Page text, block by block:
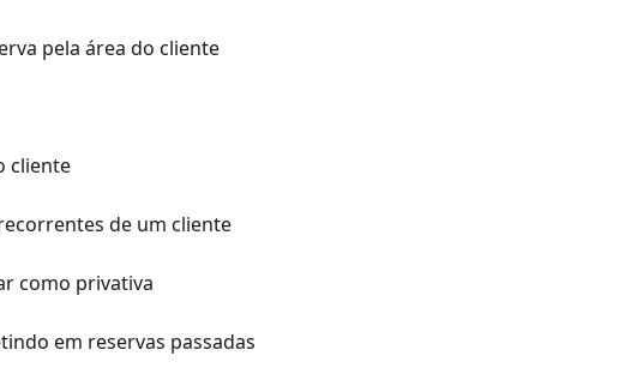
pela área do cliente
cliente
de um cliente
como privativa
em reservas passadas